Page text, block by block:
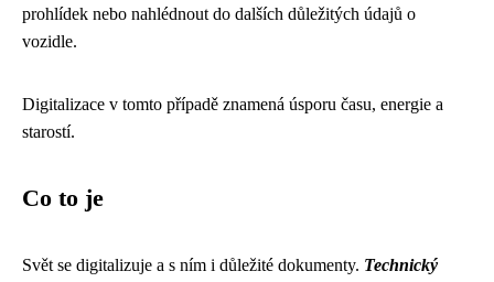
prohlídek nebo nahlédnout do dalších důležitých údajů o
vozidle.
Digitalizace v tomto případě znamená úsporu času, energie a
starostí.
Co to je
Svět se digitalizuje a s ním i důležité dokumenty. Technický